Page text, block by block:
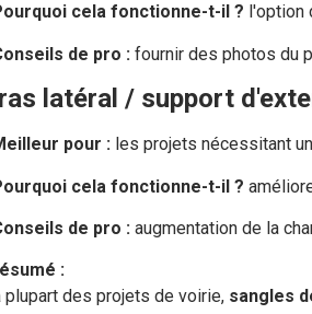
cela fonctionne-t-il ? l'option
de pro : fournir des photos du
latéral / support
pour : les projets nécessitant
cela fonctionne-t-il ?
de pro : augmentation de la
:
plupart des projets de voirie, sangles